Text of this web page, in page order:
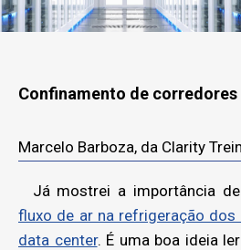
Confinamento de
Marcelo Barboza, da Clarity
Já mostrei a importância
fluxo de ar na refrigeração
data center. É uma boa ideia